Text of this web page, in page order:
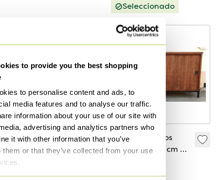
to provide you the best shopping
to personalise content and ads, to
media features and to analyse our traffic.
information about your use of our site with
advertising and analytics partners who
it with other information that you’ve
them or that they’ve collected from your use
Seleccionado
Pierre Chapo.
Estantería o librería
de olmo natural.
17.400 €
Aparador de los
años 50, 159,8 cm de
Oferta de 650 €